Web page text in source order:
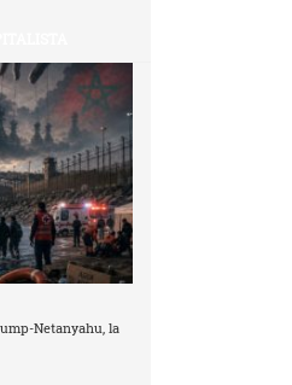
Netanyahu, la